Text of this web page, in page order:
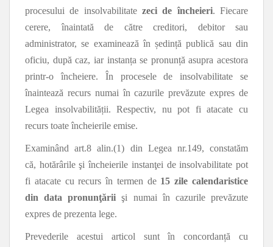
procesului de insolvabilitate zeci de încheieri. Fiecare
cerere, înaintată de către creditori, debitor sau
administrator, se examinează în ședință publică sau din
oficiu, după caz, iar instanța se pronunță asupra acestora
printr-o încheiere. În procesele de insolvabilitate se
înaintează recurs numai în cazurile prevăzute expres de
Legea insolvabilității. Respectiv, nu pot fi atacate cu
recurs toate încheierile emise.
Examinând art.8 alin.(1) din Legea nr.149, constatăm
că, hotărârile şi încheierile instanţei de insolvabilitate pot
fi atacate cu recurs în termen de 15 zile calendaristice
din data pronunţării şi numai în cazurile prevăzute
expres de prezenta lege.
Prevederile acestui articol sunt în concordanță cu